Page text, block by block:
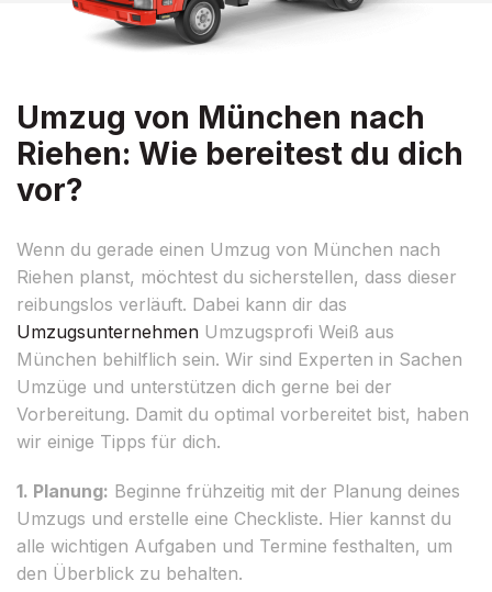
Umzug von München nach
Riehen: Wie bereitest du dich
vor?
Wenn du gerade einen Umzug von München nach
Riehen planst, möchtest du sicherstellen, dass dieser
reibungslos verläuft. Dabei kann dir das
Umzugsunternehmen Umzugsprofi Weiß aus
München behilflich sein. Wir sind Experten in Sachen
Umzüge und unterstützen dich gerne bei der
Vorbereitung. Damit du optimal vorbereitet bist, haben
wir einige Tipps für dich.
1. Planung: Beginne frühzeitig mit der Planung deines
Umzugs und erstelle eine Checkliste. Hier kannst du
alle wichtigen Aufgaben und Termine festhalten, um
den Überblick zu behalten.